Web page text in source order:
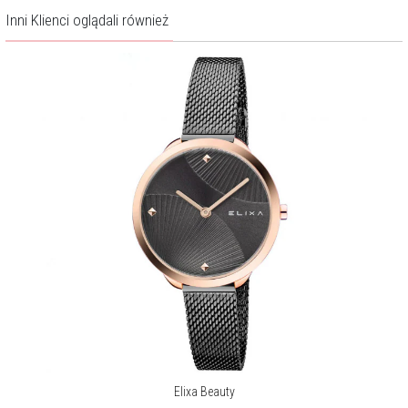
Inni Klienci oglądali również
Elixa Beauty